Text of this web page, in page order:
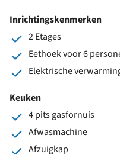
Inrichtingskenmerken
2 Etages
Eethoek voor 6
Elektrische
Keuken
4 pits gasfornuis
Afwasmachine
Afzuigkap